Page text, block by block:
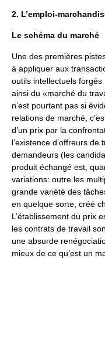
2. L’emploi-
Le schéma du marché
Une des premières
à appliquer aux
outils intellectuels
ainsi du «marché du
n’est pourtant pas si
relations de marché,
d’un prix par la
l’existence d’offreurs
demandeurs (les
produit échangé est,
variations: outre les
grande variété des
en quelque sorte, créé
L’établissement du prix
les contrats de travail
une absurde
mieux de ce qu’est un